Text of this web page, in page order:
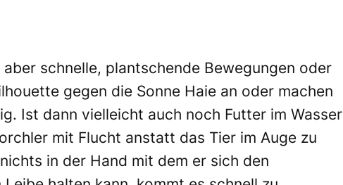
schnelle, plantschende Bewegungen oder
gegen die Sonne Haie an oder machen
Ist dann vielleicht auch noch Futter im Wasser
mit Flucht anstatt das Tier im Auge zu
in der Hand mit dem er sich den